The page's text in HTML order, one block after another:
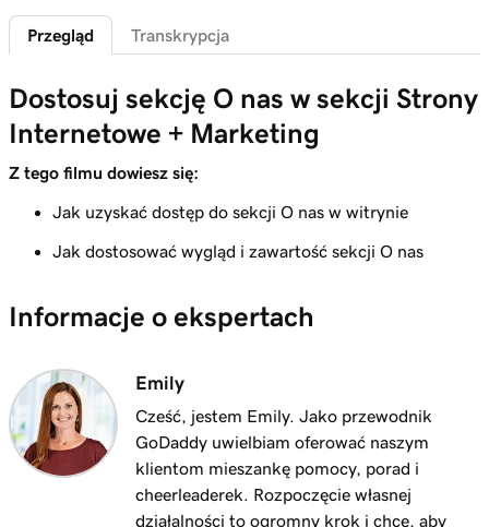
Lekcja 6 (z 23)
1m 51s
Lekcja 7 (z 23)
Dodaj sekcję do moich witryn internetowych
+ marketingowych
Lekcja 8 (z 23)
Edytuj zawartość w sekcji lub grupie sekcji
Edytuj elementy wizualne w moim nagłówku
Edytuj tekst w nagłówku Strony Internetowe
+ Marketing
Lekcja 11 (z 23)
Dodaj baner promocyjny do mojej witryny
Przegląd Transkrypcja
Dostosuj sekcję O nas w sekcji Strony
Internetowe + Marketing
Z tego filmu dowiesz się:
Jak uzyskać dostęp do sekcji O nas w witrynie
Jak dostosować wygląd i zawartość sekcji O nas
Informacje o ekspertach
Emily
Cześć, jestem Emily. Jako przewodnik
GoDaddy uwielbiam oferować naszym
klientom mieszankę pomocy, porad i
cheerleaderek. Rozpoczęcie własnej
działalności to ogromny krok i chcę, aby